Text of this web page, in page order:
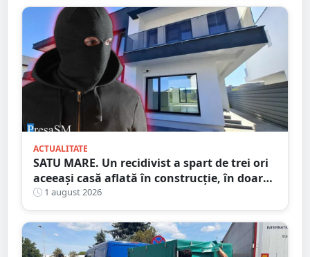
ACTUALITATE
SATU MARE. Un recidivist a spart de trei ori
aceeași casă aflată în construcție, în doar
șase zile
1 august 2026